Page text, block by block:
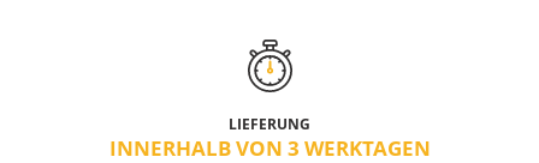
LIEFERUNG
INNERHALB VON 3 WERKTAGEN